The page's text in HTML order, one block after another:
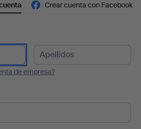
Crear cuenta con Facebook
de empresa?